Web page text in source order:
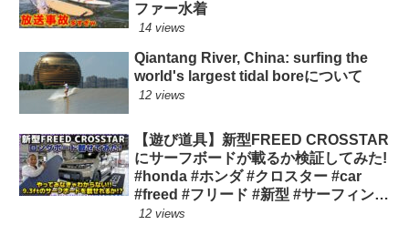
ファー水着
14 views
Qiantang River, China: surfing the
world's largest tidal boreについて
12 views
【遊び道具】新型FREED CROSSTAR
にサーフボードが載るか検証してみた!
#honda #ホンダ #クロスター #car
#freed #フリード #新型 #サーフィン
ロングボード
12 views